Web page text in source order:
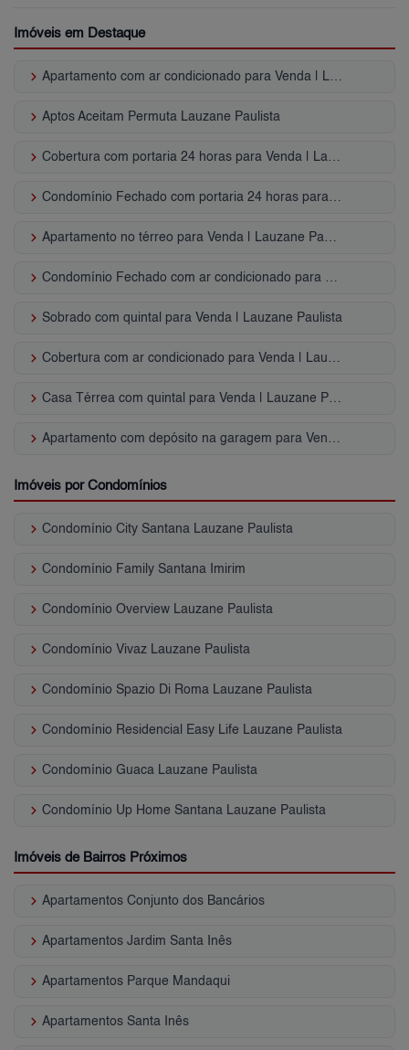
Imóveis em Destaque
keyboard_arrow_right
keyboard_arrow_right Aptos Aceitam Permuta Lauzane Paulista
keyboard_arrow_right
keyboard_arrow_right
keyboard_arrow_right
keyboard_arrow_right
keyboard_arrow_right Sobrado com quintal para Venda | Lauzane Paulista
keyboard_arrow_right
keyboard_arrow_right
keyboard_arrow_right
Imóveis por Condomínios
keyboard_arrow_right Condomínio City Santana Lauzane Paulista
keyboard_arrow_right Condomínio Family Santana Imirim
keyboard_arrow_right Condomínio Overview Lauzane Paulista
keyboard_arrow_right Condomínio Vivaz Lauzane Paulista
keyboard_arrow_right Condomínio Spazio Di Roma Lauzane Paulista
keyboard_arrow_right Condomínio Residencial Easy Life Lauzane Paulista
keyboard_arrow_right Condomínio Guaca Lauzane Paulista
keyboard_arrow_right Condomínio Up Home Santana Lauzane Paulista
Imóveis de Bairros Próximos
keyboard_arrow_right Apartamentos Conjunto dos Bancários
keyboard_arrow_right Apartamentos Jardim Santa Inês
keyboard_arrow_right Apartamentos Parque Mandaqui
keyboard_arrow_right Apartamentos Santa Inês